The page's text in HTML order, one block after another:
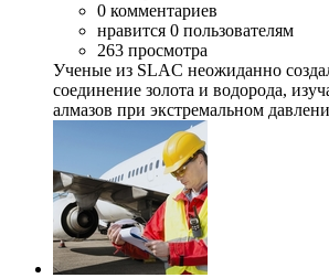
0 комментариев
нравится 0 пользователям
263 просмотра
Ученые из SLAC неожиданно
соединение золота и водорода,
алмазов при экстремальном